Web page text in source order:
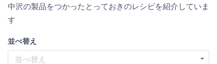
中沢の製品をつかったとっておきのレシピを紹介していま
す
並べ替え
並べ替え